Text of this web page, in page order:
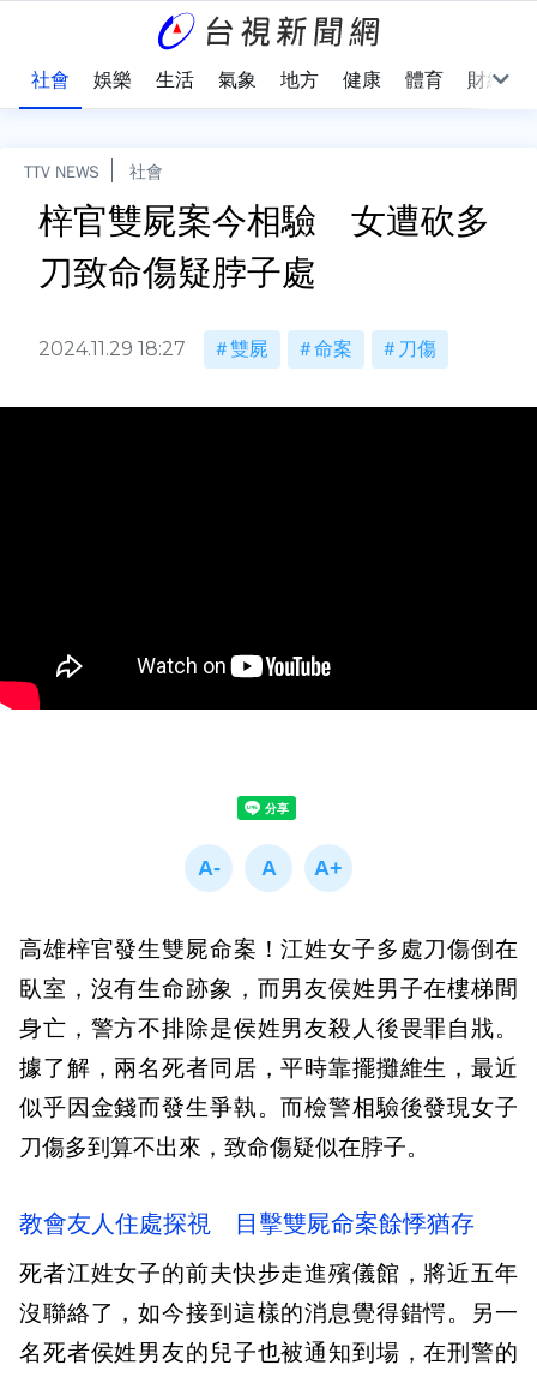
社會 娛樂 生活 氣象 地方 健康 體育 財經
TTV NEWS 社會
梓官雙屍案今相驗 女遭砍多
刀致命傷疑脖子處
2024.11.29 18:27 雙屍 命案 刀傷
高雄梓官發生雙屍命案！江姓女子多處刀傷倒在
臥室，沒有生命跡象，而男友侯姓男子在樓梯間
身亡，警方不排除是侯姓男友殺人後畏罪自戕。
據了解，兩名死者同居，平時靠擺攤維生，最近
似乎因金錢而發生爭執。而檢警相驗後發現女子
刀傷多到算不出來，致命傷疑似在脖子。
教會友人住處探視 目擊雙屍命案餘悸猶存
死者江姓女子的前夫快步走進殯儀館，將近五年
沒聯絡了，如今接到這樣的消息覺得錯愕。另一
名死者侯姓男友的兒子也被通知到場，在刑警的